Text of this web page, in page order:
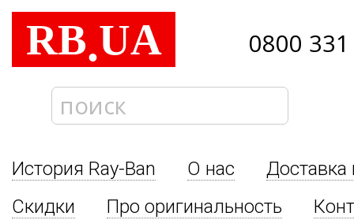
RB.UA 0800
История Ray-Ban О нас
Доставка
Скидки
Про оригинальность